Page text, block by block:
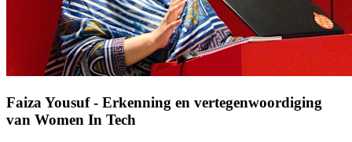
Faiza Yousuf - Erkenning en vertegenwoordiging
van Women In Tech